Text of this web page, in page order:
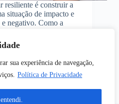
sua experiência de navegação,
Política de Privacidade
resiliente é construir a
situação de impacto e
negativo. Como a
Peters